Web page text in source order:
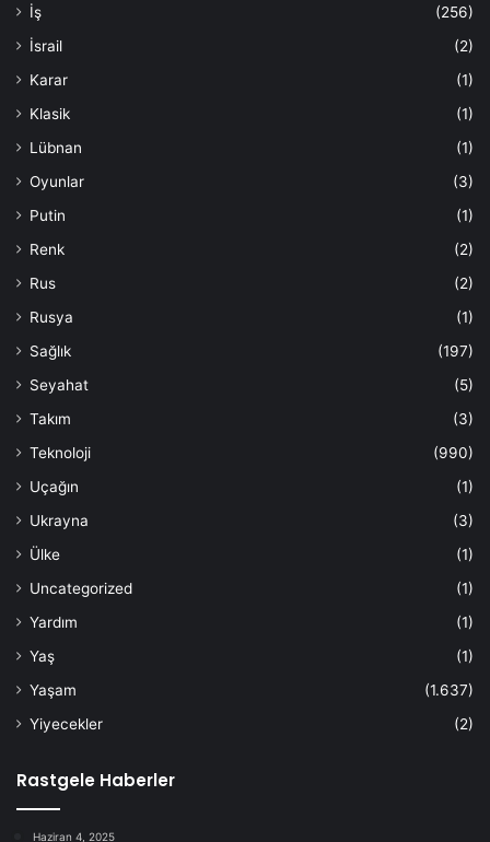
İş
(256)
İsrail
(2)
Karar
(1)
Klasik
(1)
Lübnan
(1)
Oyunlar
(3)
Putin
(1)
Renk
(2)
Rus
(2)
Rusya
(1)
Sağlık
(197)
Seyahat
(5)
Takım
(3)
Teknoloji
(990)
Uçağın
(1)
Ukrayna
(3)
Ülke
(1)
Uncategorized
(1)
Yardım
(1)
Yaş
(1)
Yaşam
(1.637)
Yiyecekler
(2)
Rastgele Haberler
Haziran 4, 2025